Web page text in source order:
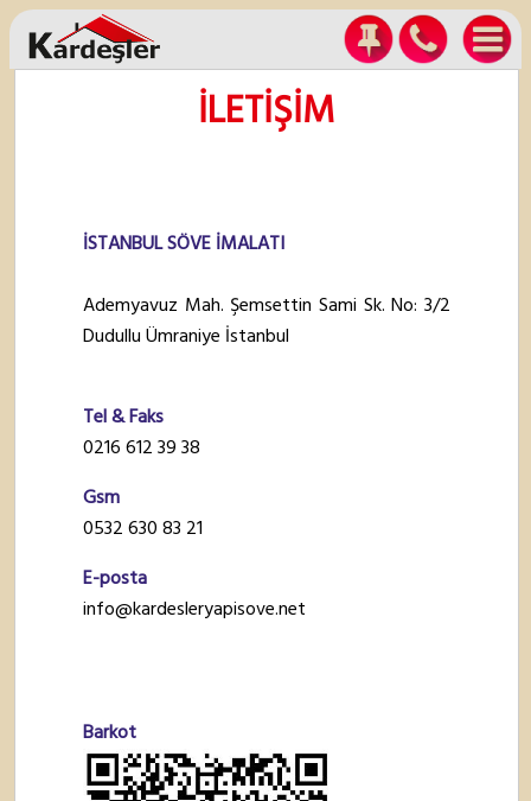
İLETİŞİM
İSTANBUL SÖVE İMALATI
Ademyavuz Mah. Şemsettin Sami Sk. No: 3/2
Dudullu Ümraniye İstanbul
Tel & Faks
0216 612 39 38
Gsm
0532 630 83 21
E-posta
info@kardesleryapisove.net
Barkot